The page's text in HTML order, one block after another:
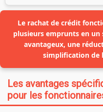
Le rachat de crédit
plusieurs emprunts en
avantageux, une
simplification de
Les avantages
pour les